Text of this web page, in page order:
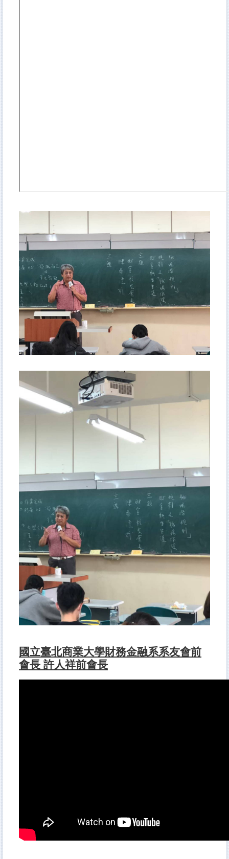
國立臺北商業大學財務金融系系友會前
會長 許人祥前會長